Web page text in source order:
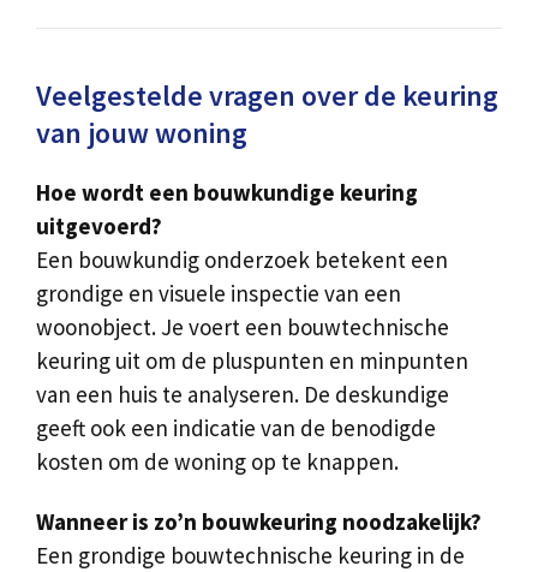
Veelgestelde vragen over de keuring
van jouw woning
Hoe wordt een bouwkundige keuring
uitgevoerd?
Een bouwkundig onderzoek betekent een
grondige en visuele inspectie van een
woonobject. Je voert een bouwtechnische
keuring uit om de pluspunten en minpunten
van een huis te analyseren. De deskundige
geeft ook een indicatie van de benodigde
kosten om de woning op te knappen.
Wanneer is zo’n bouwkeuring noodzakelijk?
Een grondige bouwtechnische keuring in de